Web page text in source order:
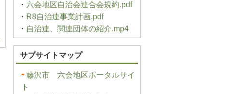
・ 六会地区自治会連合会規約.pdf
・ R8自治連事業計画.pdf
・ 自治連、関連団体の紹介.mp4
サブサイトマップ
藤沢市 六会地区ポータルサイ
ト